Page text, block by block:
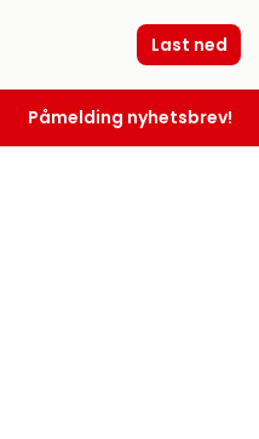
Last ned
Påmelding nyhetsbrev!